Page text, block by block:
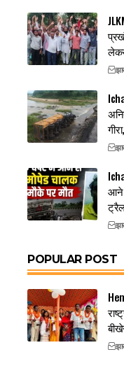
आने
POPULAR POST